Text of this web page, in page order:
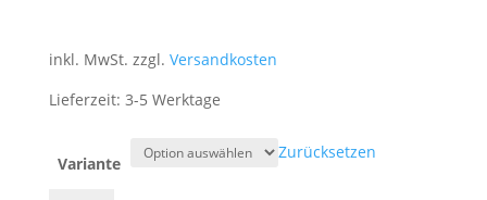
inkl. MwSt. zzgl. Versandkosten
Lieferzeit: 3-5 Werktage
Variante
Zurücksetzen